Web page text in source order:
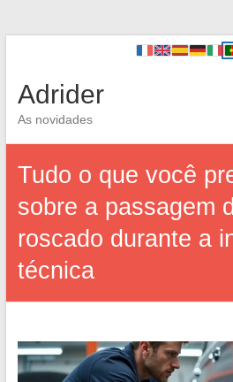
Adrider
As novidades
Tudo o que você
sobre a passagem
roscado durante a
técnica